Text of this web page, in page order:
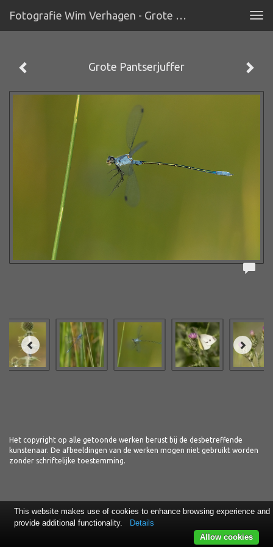
Fotografie Wim Verhagen - Grote Pantserjuffer
Grote Pantserjuffer
Het copyright op alle getoonde werken berust bij de desbetreffende
kunstenaar. De afbeeldingen van de werken mogen niet gebruikt worden
zonder schriftelijke toestemming.
This website makes use of cookies to enhance browsing experience and
provide additional functionality.
Details
Allow cookies